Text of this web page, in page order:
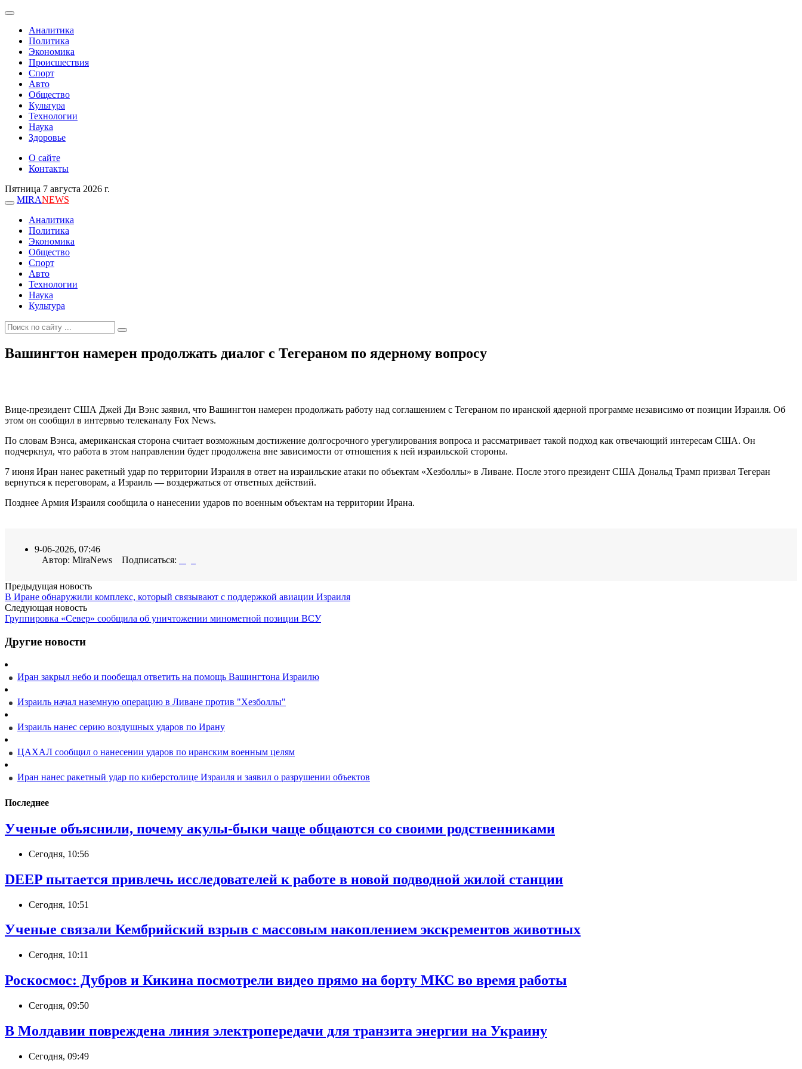
Аналитика
Политика
Экономика
Происшествия
Спорт
Авто
Общество
Культура
Технологии
Наука
Здоровье
О сайте
Контакты
Пятница 7 августа 2026 г.
MIRANEWS
Аналитика
Политика
Экономика
Общество
Спорт
Авто
Технологии
Наука
Культура
Вашингтон намерен продолжать диалог с Тегераном по ядерному вопросу
Вице-президент США Джей Ди Вэнс заявил, что Вашингтон намерен продолжать работу над соглашением с Тегераном по иранской ядерной программе независимо от позиции Израиля. Об
этом он сообщил в интервью телеканалу Fox News.
По словам Вэнса, американская сторона считает возможным достижение долгосрочного урегулирования вопроса и рассматривает такой подход как отвечающий интересам США. Он
подчеркнул, что работа в этом направлении будет продолжена вне зависимости от отношения к ней израильской стороны.
7 июня Иран нанес ракетный удар по территории Израиля в ответ на израильские атаки по объектам «Хезболлы» в Ливане. После этого президент США Дональд Трамп призвал Тегеран
вернуться к переговорам, а Израиль — воздержаться от ответных действий.
Позднее Армия Израиля сообщила о нанесении ударов по военным объектам на территории Ирана.
9-06-2026, 07:46
Автор: MiraNews Подписаться:
Предыдущая новость
В Иране обнаружили комплекс, который связывают с поддержкой авиации Израиля
Следующая новость
Группировка «Север» сообщила об уничтожении минометной позиции ВСУ
Другие новости
Иран закрыл небо и пообещал ответить на помощь Вашингтона Израилю
Израиль начал наземную операцию в Ливане против "Хезболлы"
Израиль нанес серию воздушных ударов по Ирану
ЦАХАЛ сообщил о нанесении ударов по иранским военным целям
Иран нанес ракетный удар по киберстолице Израиля и заявил о разрушении объектов
Последнее
Ученые объяснили, почему акулы-быки чаще общаются со своими родственниками
Сегодня, 10:56
DEEP пытается привлечь исследователей к работе в новой подводной жилой станции
Сегодня, 10:51
Ученые связали Кембрийский взрыв с массовым накоплением экскрементов животных
Сегодня, 10:11
Роскосмос: Дубров и Кикина посмотрели видео прямо на борту МКС во время работы
Сегодня, 09:50
В Молдавии повреждена линия электропередачи для транзита энергии на Украину
Сегодня, 09:49